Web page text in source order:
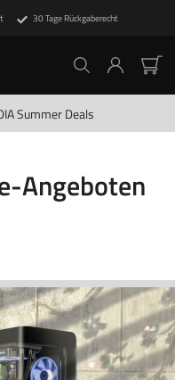
30 Tage Rückgaberecht
Summer Deals
Angeboten